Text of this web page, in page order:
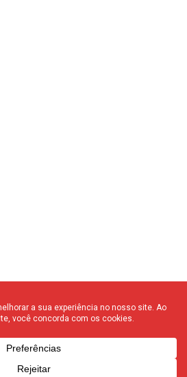
direitos reservados